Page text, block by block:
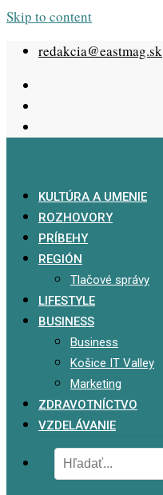
Skip to content
redakcia@eastmag.sk
KULTÚRA A UMENIE
ROZHOVORY
PRÍBEHY
REGIÓN
Tlačové správy
LIFESTYLE
BUSINESS
Business
Košice IT Valley
Marketing
ZDRAVOTNÍCTVO
VZDELÁVANIE